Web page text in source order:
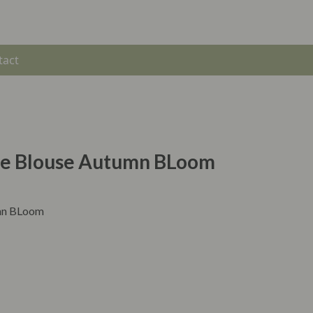
Blouse Autumn BLoom
BLoom